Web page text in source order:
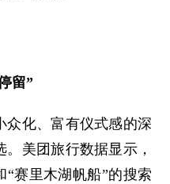
留”
化、富有仪式感的深
美团旅行数据显示，
“赛里木湖帆船”的搜索